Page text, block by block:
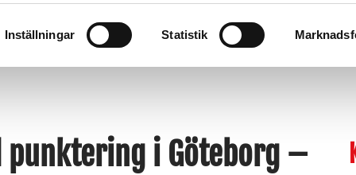
Inställningar Statistik
BÄRGNINGSBLOGGEN KONTAKT
punktering i Göteborg –